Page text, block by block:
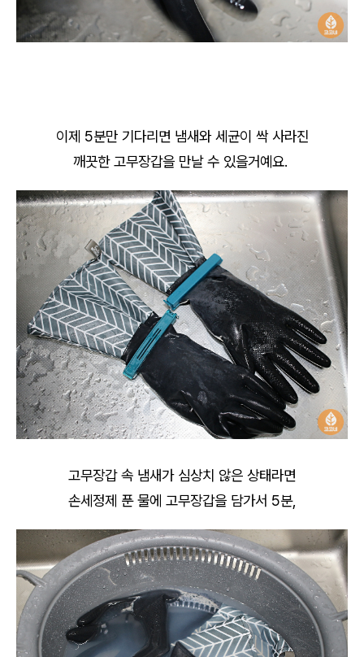
이제 5분만 기다리면 냄새와 세균이 싹 사라진
깨끗한 고무장갑을 만날 수 있을거예요.
고무장갑 속 냄새가 심상치 않은 상태라면
손세정제 푼 물에 고무장갑을 담가서 5분,